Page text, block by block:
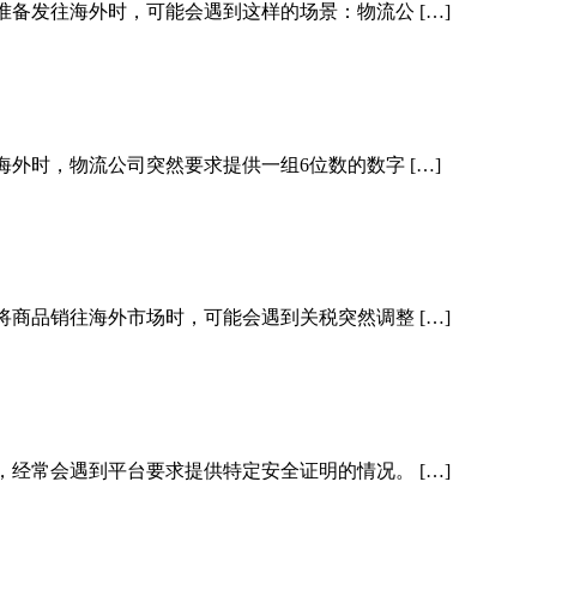
备发往海外时，可能会遇到这样的场景：物流公 […]
外时，物流公司突然要求提供一组6位数的数字 […]
商品销往海外市场时，可能会遇到关税突然调整 […]
经常会遇到平台要求提供特定安全证明的情况。 […]